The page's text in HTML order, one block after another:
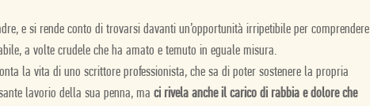
e si rende conto di trovarsi davanti un’opportunità irripetibile per comprendere
a volte crudele che ha amato e temuto in eguale misura.
la vita di uno scrittore professionista, che sa di poter sostenere la propria
lavorio della sua penna, ma ci rivela anche il carico di rabbia e dolore che